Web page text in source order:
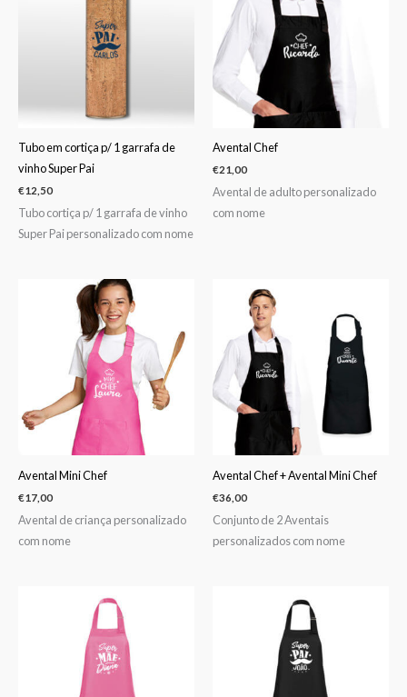
Tubo em cortiça p/ 1 garrafa de
vinho Super Pai
€12,50
Tubo cortiça p/ 1 garrafa de vinho
Super Pai personalizado com nome
Avental Chef
€21,00
Avental de adulto personalizado
com nome
Avental Mini Chef
€17,00
Avental de criança personalizado
com nome
Avental Chef + Avental Mini Chef
€36,00
Conjunto de 2 Aventais
personalizados com nome